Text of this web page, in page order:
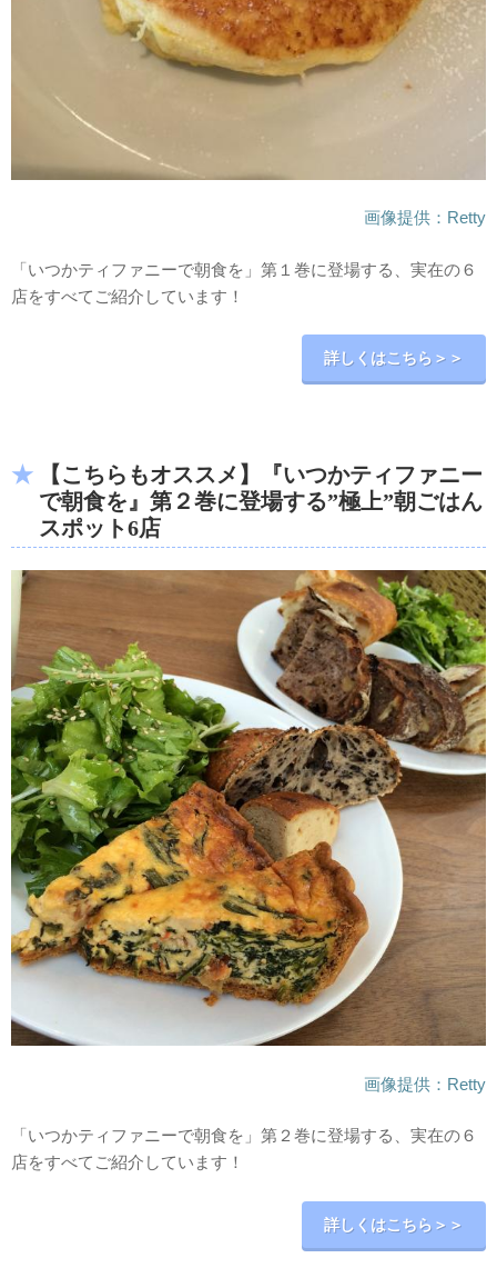
画像提供：Retty
「いつかティファニーで朝食を」第１巻に登場する、実在の６
店をすべてご紹介しています！
詳しくはこちら＞＞
【こちらもオススメ】『いつかティファニー
で朝食を』第２巻に登場する”極上”朝ごはん
スポット6店
画像提供：Retty
「いつかティファニーで朝食を」第２巻に登場する、実在の６
店をすべてご紹介しています！
詳しくはこちら＞＞